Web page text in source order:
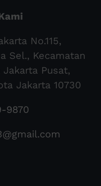
No.115,
Sel., Kecamatan
Jakarta Pusat,
Jakarta 10730
9870